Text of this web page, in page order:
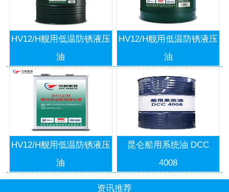
HV12/H舰用低温防锈液压
油
HV12/H舰用低温防锈液压
油
HV12/H舰用低温防锈液压
油
昆仑船用系统油 DCC
4008
资讯推荐